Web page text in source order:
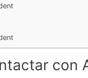
con